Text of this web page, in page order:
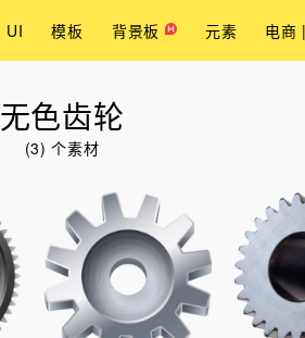
UI 模板 背景板 元素 电商
无色齿轮
(3) 个素材